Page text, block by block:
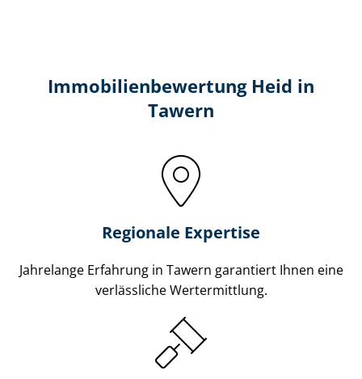
Immobilien­bewertung Heid in
Tawern
Regionale Expertise
Jahrelange Erfahrung in Tawern garantiert Ihnen eine
verlässliche Wertermittlung.